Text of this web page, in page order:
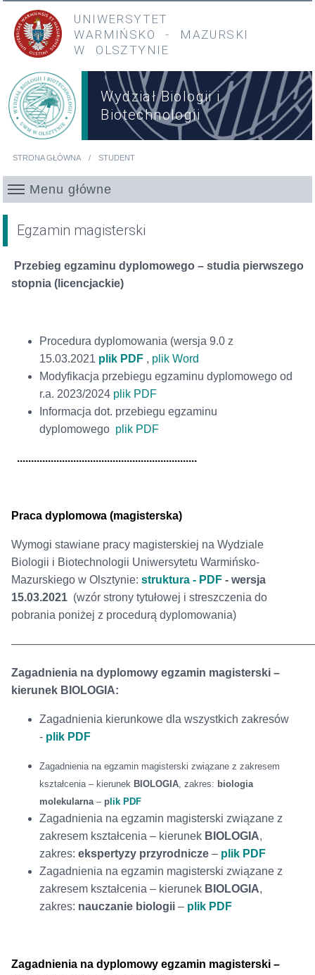
Przejdź do treści
Przejdź do menu głównego
UNIWERSYTET
WARMIŃSKO
- MAZURSKI
W OLSZTYNIE
Wydział Biologii i
Biotechnologii
STRONA GŁÓWNA STUDENT
Menu główne
Egzamin magisterski
Przebieg egzaminu dyplomowego – studia pierwszego
stopnia (licencjackie)
Procedura dyplomowania (wersja 9.0 z
15.03.2021 plik PDF, plik Word
Modyfikacja przebiegu egzaminu dyplomowego od
r.a. 2023/2024 plik PDF
Informacja dot. przebiegu egzaminu
dyplomowego plik PDF
................................................................
Praca dyplomowa (magisterska)
Wymogi stawiane pracy magisterskiej na Wydziale
Biologii i Biotechnologii Uniwersytetu Warmińsko-
Mazurskiego w Olsztynie: struktura - PDF - wersja
15.03.2021 (wzór strony tytułowej i streszczenia do
pobrania poniżej z procedurą dyplomowania)
Zagadnienia na dyplomowy egzamin magisterski –
kierunek BIOLOGIA:
Zagadnienia kierunkowe dla wszystkich zakresów
- plik PDF
Zagadnienia na egzamin magisterski związane z zakresem
kształcenia – kierunekBIOLOGIA, zakres: biologia
molekularna – plik PDF
Zagadnienia na egzamin magisterski związane z
zakresem kształcenia – kierunekBIOLOGIA,
zakres: ekspertyzy przyrodnicze – plik PDF
Zagadnienia na egzamin magisterski związane z
zakresem kształcenia – kierunekBIOLOGIA,
zakres: nauczanie biologii – plik PDF
Zagadnienia na dyplomowy egzamin magisterski –